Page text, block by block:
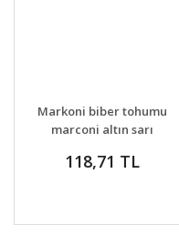
DETAYLAR SEPETE EKLE
Markoni biber tohumu
marconi altın sarı
118,71 TL